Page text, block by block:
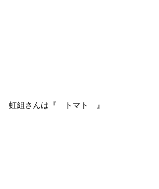
虹組さんは『　トマト　』